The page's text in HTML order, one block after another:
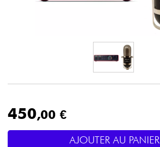
Eclairage
450,00 €
AJOUTER AU PANIER